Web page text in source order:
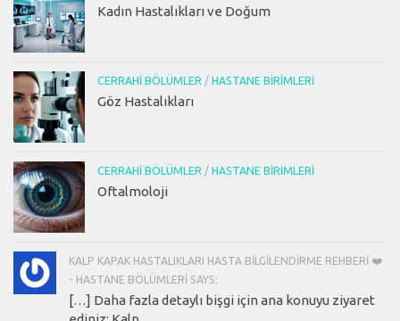
Kadın Hastalıkları ve Doğum
CERRAHI BÖLÜMLER / HASTANE BIRIMLERI
Göz Hastalıkları
CERRAHI BÖLÜMLER / HASTANE BIRIMLERI
Oftalmoloji
KALP KAPAK HASTALIKLARI HASTA BILGILENDIRME REHBERI ❤️
- HASTANE BÖLÜMLERI SAYS:
[…] Daha fazla detaylı bişgi için ana konuyu ziyaret